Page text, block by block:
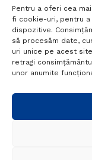
Pentru a oferi cea
fi cookie-uri, pentru
dispozitive.
să procesăm date,
uri unice pe acest
retragi
unor anumite
Termeni si
Politica